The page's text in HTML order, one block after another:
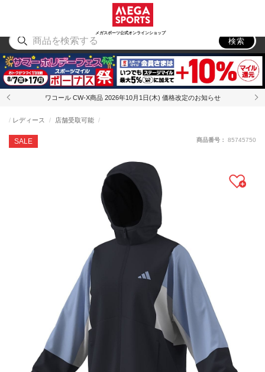
メガスポーツ公式オンラインショップ
アウトドア
検索
ワコール CW-X商品 2026年10月1日(木) 価格改定のお知らせ
SALE
レディース 店舗受取可能
商品番号： 85745750